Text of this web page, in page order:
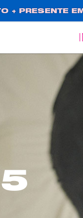
+ PRESENTE